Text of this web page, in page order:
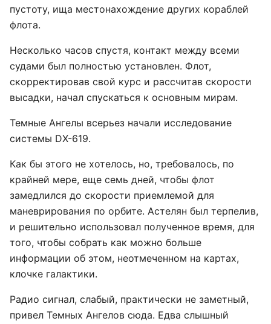
пустоту, ища местонахождение других кораблей
флота.
Несколько часов спустя, контакт между всеми
судами был полностью установлен. Флот,
скорректировав свой курс и рассчитав скорости
высадки, начал спускаться к основным мирам.
Темные Ангелы всерьез начали исследование
системы DX-619.
Как бы этого не хотелось, но, требовалось, по
крайней мере, еще семь дней, чтобы флот
замедлился до скорости приемлемой для
маневрирования по орбите. Астелян был терпелив,
и решительно использовал полученное время, для
того, чтобы собрать как можно больше
информации об этом, неотмеченном на картах,
клочке галактики.
Радио сигнал, слабый, практически не заметный,
привел Темных Ангелов сюда. Едва слышный